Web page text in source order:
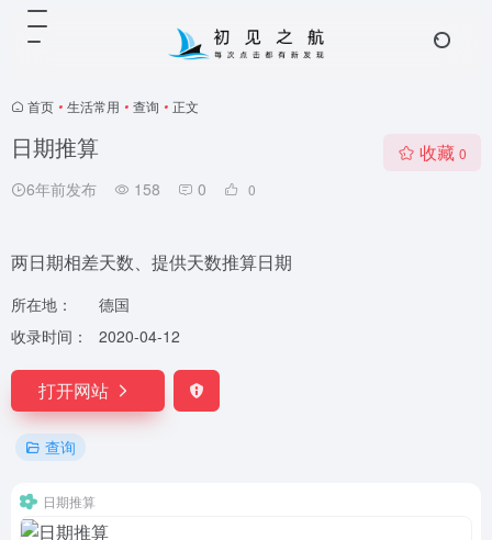
首页 • 生活常用 • 查询 • 正文
日期推算
6年前发布 158 0 0
收藏 0
两日期相差天数、提供天数推算日期
所在地：
德国
收录时间：
2020-04-12
打开网站
查询
日期推算